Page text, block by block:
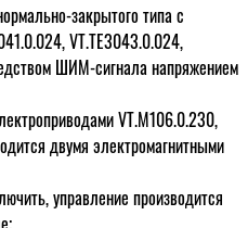
закрытого типа с
VT.TE3043.0.024,
ШИМ-сигнала напряжением
VT.M106.0.230,
двумя электромагнитными
управление производится